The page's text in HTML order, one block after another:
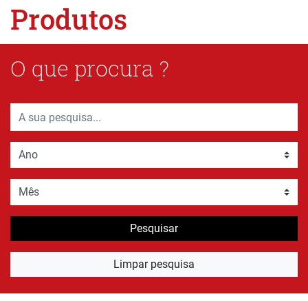
Produtos
O que procura ?
Pesquisar
Limpar pesquisa